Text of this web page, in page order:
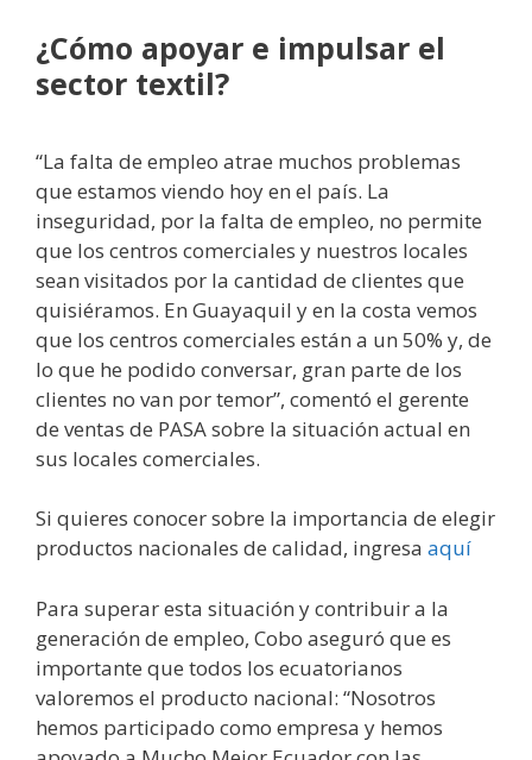
¿Cómo apoyar e impulsar el
sector textil?
“La falta de empleo atrae muchos problemas
que estamos viendo hoy en el país. La
inseguridad, por la falta de empleo, no permite
que los centros comerciales y nuestros locales
sean visitados por la cantidad de clientes que
quisiéramos. En Guayaquil y en la costa vemos
que los centros comerciales están a un 50% y, de
lo que he podido conversar, gran parte de los
clientes no van por temor”, comentó el gerente
de ventas de PASA sobre la situación actual en
sus locales comerciales.
Si quieres conocer sobre la importancia de elegir
productos nacionales de calidad, ingresa aquí
Para superar esta situación y contribuir a la
generación de empleo, Cobo aseguró que es
importante que todos los ecuatorianos
valoremos el producto nacional: “Nosotros
hemos participado como empresa y hemos